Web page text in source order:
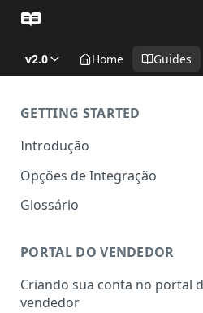
v2.0 Home Guides
GETTING STARTED
Introdução
Como funciona?
Canais de vendas: e-
Opções de Integração
Glossário
PORTAL DO VENDEDOR
Criando sua conta no portal
vendedor